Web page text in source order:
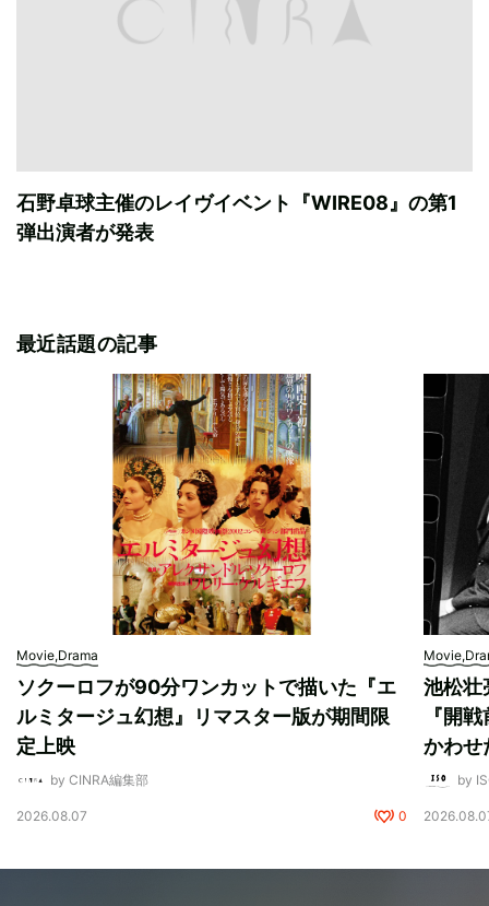
石野卓球主催のレイヴイベント『WIRE08』の第1
弾出演者が発表
最近話題の記事
Movie,Drama
ソクーロフが90分ワンカットで描いた『エ
ルミタージュ幻想』リマスター版が期間限
定上映
by CINRA編集部
2026.08.07 0
池松壮
『開
かわせ
by